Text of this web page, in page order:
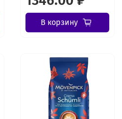
В корзину